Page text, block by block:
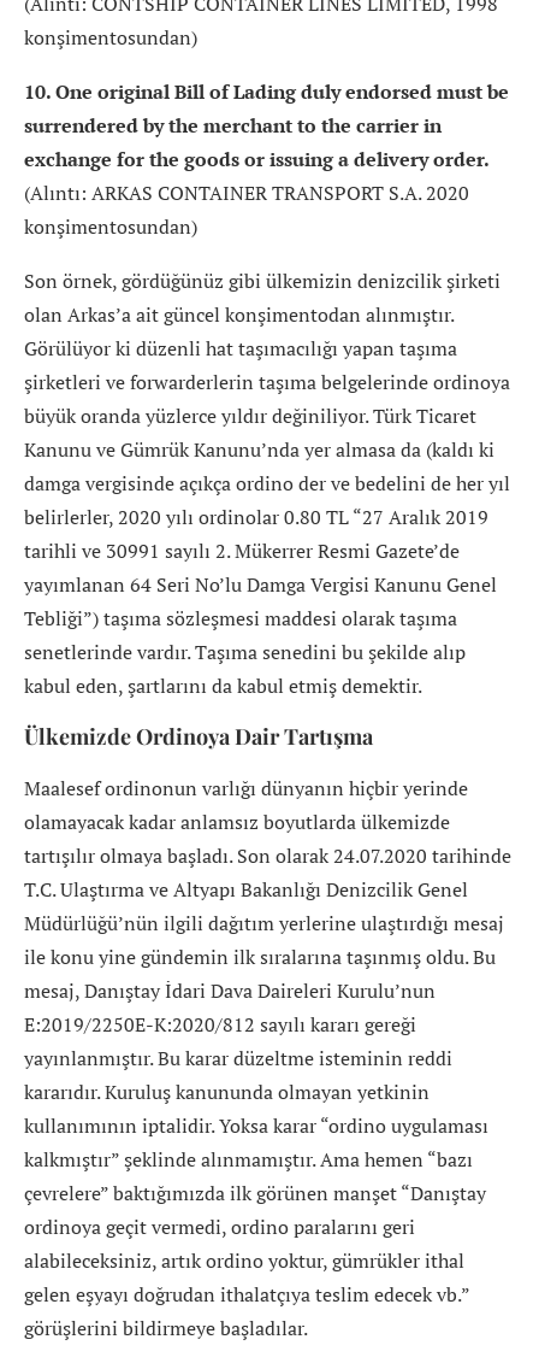
konşimentosundan)
10. One original Bill of Lading duly endorsed must be
surrendered by the merchant to the carrier in
exchange for the goods or issuing a delivery order.
(Alıntı: ARKAS CONTAINER TRANSPORT S.A. 2020
konşimentosundan)
Son örnek, gördüğünüz gibi ülkemizin denizcilik şirketi
olan Arkas’a ait güncel konşimentodan alınmıştır.
Görülüyor ki düzenli hat taşımacılığı yapan taşıma
şirketleri ve forwarderlerin taşıma belgelerinde ordinoya
büyük oranda yüzlerce yıldır değiniliyor. Türk Ticaret
Kanunu ve Gümrük Kanunu’nda yer almasa da (kaldı ki
damga vergisinde açıkça ordino der ve bedelini de her yıl
belirlerler, 2020 yılı ordinolar 0.80 TL “27 Aralık 2019
tarihli ve 30991 sayılı 2. Mükerrer Resmi Gazete’de
yayımlanan 64 Seri No’lu Damga Vergisi Kanunu Genel
Tebliği”) taşıma sözleşmesi maddesi olarak taşıma
senetlerinde vardır. Taşıma senedini bu şekilde alıp
kabul eden, şartlarını da kabul etmiş demektir.
Ülkemizde Ordinoya Dair Tartışma
Maalesef ordinonun varlığı dünyanın hiçbir yerinde
olamayacak kadar anlamsız boyutlarda ülkemizde
tartışılır olmaya başladı. Son olarak 24.07.2020 tarihinde
T.C. Ulaştırma ve Altyapı Bakanlığı Denizcilik Genel
Müdürlüğü’nün ilgili dağıtım yerlerine ulaştırdığı mesaj
ile konu yine gündemin ilk sıralarına taşınmış oldu. Bu
mesaj, Danıştay İdari Dava Daireleri Kurulu’nun
E:2019/2250E-K:2020/812 sayılı kararı gereği
yayınlanmıştır. Bu karar düzeltme isteminin reddi
kararıdır. Kuruluş kanununda olmayan yetkinin
kullanımının iptalidir. Yoksa karar “ordino uygulaması
kalkmıştır” şeklinde alınmamıştır. Ama hemen “bazı
çevrelere” baktığımızda ilk görünen manşet “Danıştay
ordinoya geçit vermedi, ordino paralarını geri
alabileceksiniz, artık ordino yoktur, gümrükler ithal
gelen eşyayı doğrudan ithalatçıya teslim edecek vb.”
görüşlerini bildirmeye başladılar.